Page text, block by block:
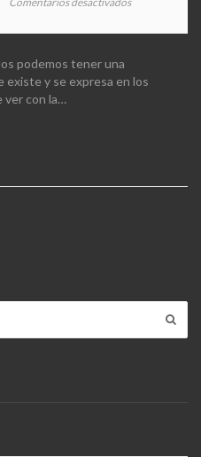
podemos tener una
existe y se expresa en los
ver con la…